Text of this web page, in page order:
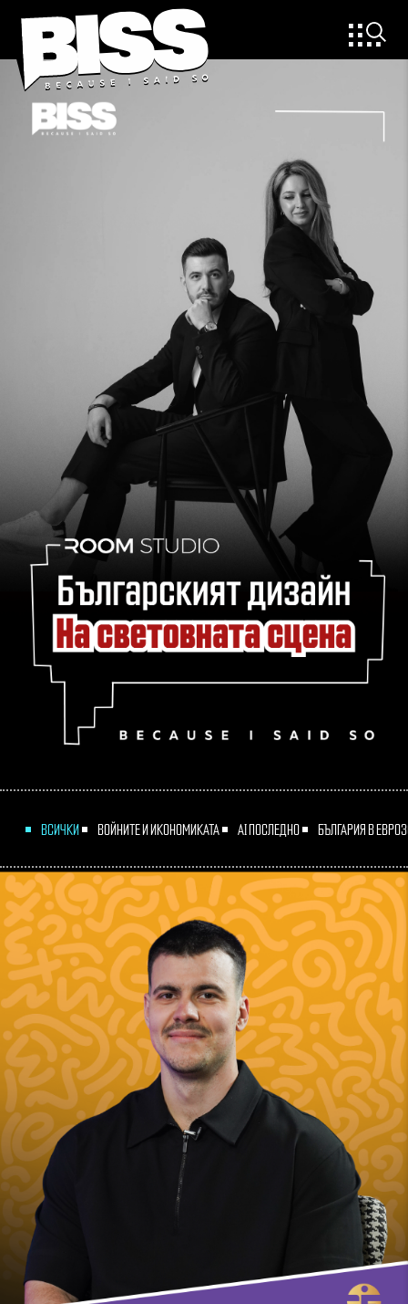
ВСИЧКИ ВОЙНИТЕ И ИКОНОМИКАТА AI ПОСЛЕДНО БЪЛГАРИЯ В